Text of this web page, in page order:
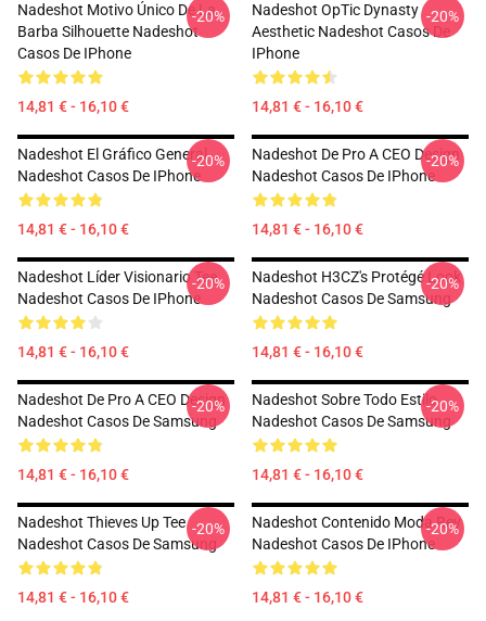
Nadeshot Motivo Único De La
Barba Silhouette Nadeshot
Casos De IPhone
14,81 € - 16,10 €
-20%
Nadeshot OpTic Dynasty
Aesthetic Nadeshot Casos De
IPhone
14,81 € - 16,10 €
-20%
Nadeshot El Gráfico General
Nadeshot Casos De IPhone
14,81 € - 16,10 €
-20%
Nadeshot De Pro A CEO Design
Nadeshot Casos De IPhone
14,81 € - 16,10 €
-20%
Nadeshot Líder Visionario Tee
Nadeshot Casos De IPhone
14,81 € - 16,10 €
-20%
Nadeshot H3CZ's Protégé Look
Nadeshot Casos De Samsung
14,81 € - 16,10 €
-20%
Nadeshot De Pro A CEO Design
Nadeshot Casos De Samsung
14,81 € - 16,10 €
-20%
Nadeshot Sobre Todo Estilo
Nadeshot Casos De Samsung
14,81 € - 16,10 €
-20%
Nadeshot Thieves Up Tee
Nadeshot Casos De Samsung
14,81 € - 16,10 €
-20%
Nadeshot Contenido Moda Rey
Nadeshot Casos De IPhone
14,81 € - 16,10 €
-20%